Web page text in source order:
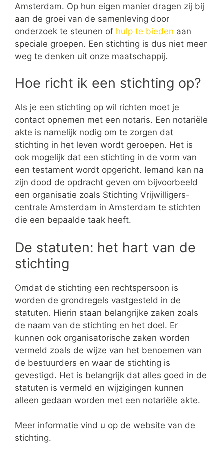
Amsterdam. Op hun eigen manier dragen zij bij
aan de groei van de samenleving door
onderzoek te steunen of hulp te bieden aan
speciale groepen. Een stichting is dus niet meer
weg te denken uit onze maatschappij.
Hoe richt ik een stichting op?
Als je een stichting op wil richten moet je
contact opnemen met een notaris. Een notariële
akte is namelijk nodig om te zorgen dat
stichting in het leven wordt geroepen. Het is
ook mogelijk dat een stichting in de vorm van
een testament wordt opgericht. Iemand kan na
zijn dood de opdracht geven om bijvoorbeeld
een organisatie zoals Stichting Vrijwilligers-
centrale Amsterdam in Amsterdam te stichten
die een bepaalde taak heeft.
De statuten: het hart van de
stichting
Omdat de stichting een rechtspersoon is
worden de grondregels vastgesteld in de
statuten. Hierin staan belangrijke zaken zoals
de naam van de stichting en het doel. Er
kunnen ook organisatorische zaken worden
vermeld zoals de wijze van het benoemen van
de bestuurders en waar de stichting is
gevestigd. Het is belangrijk dat alles goed in de
statuten is vermeld en wijzigingen kunnen
alleen gedaan worden met een notariële akte.
Meer informatie vind u op de website van de
stichting.